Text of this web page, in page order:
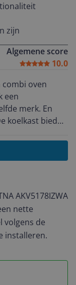
zijn
Algemene score
10.0
een
merk. En
koelkast bied
waarbij de
me ook
op zijn
te schuiven door
bij een
als je iets uit
wat
AKV5178IZWA
nette
volgens de
installeren.